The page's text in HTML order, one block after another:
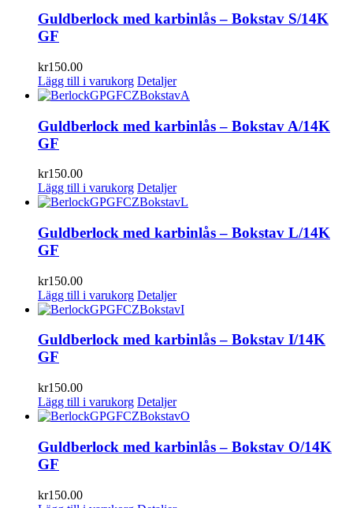
Guldberlock med karbinlås – Bokstav S/14K
GF
kr150.00
Lägg till i varukorg Detaljer
Guldberlock med karbinlås – Bokstav A/14K
GF
kr150.00
Lägg till i varukorg Detaljer
Guldberlock med karbinlås – Bokstav L/14K
GF
kr150.00
Lägg till i varukorg Detaljer
Guldberlock med karbinlås – Bokstav I/14K
GF
kr150.00
Lägg till i varukorg Detaljer
Guldberlock med karbinlås – Bokstav O/14K
GF
kr150.00